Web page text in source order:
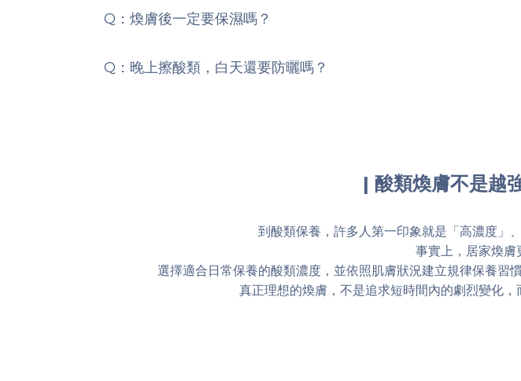
Q：煥膚後一定要保濕嗎？
Q：晚上擦酸類，白天還要防曬嗎？
| 酸類煥膚不是越
到酸類保養，許多人第一印象就是「高濃度」
事實上，居家煥膚
選擇適合日常保養的酸類濃度，並依照肌膚狀況建立規律保養習
真正理想的煥膚，不是追求短時間內的劇烈變化